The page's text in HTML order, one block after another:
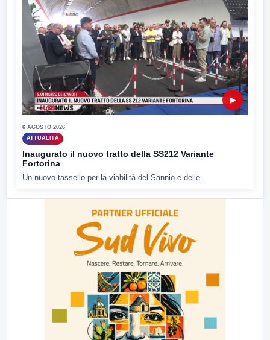
▶
6 AGOSTO 2026
ATTUALITÀ
Inaugurato il nuovo tratto della SS212 Variante
Fortorina
Un nuovo tassello per la viabilità del Sannio e delle...